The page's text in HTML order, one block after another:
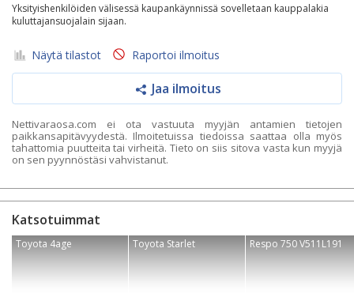
Yksityishenkilöiden välisessä kaupankäynnissä sovelletaan kauppalakia
kuluttajansuojalain sijaan.
Näytä tilastot Raportoi ilmoitus
Jaa ilmoitus
Nettivaraosa.com ei ota vastuuta myyjän antamien tietojen
paikkansapitävyydestä. Ilmoitetuissa tiedoissa saattaa olla myös
tahattomia puutteita tai virheitä. Tieto on siis sitova vasta kun myyjä
on sen pyynnöstäsi vahvistanut.
Katsotuimmat
Toyota 4age Toyota Starlet Respo 750 V511L191